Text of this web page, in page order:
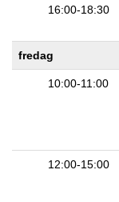
16:00-18:30
fredag
10:00-11:00
12:00-15:00